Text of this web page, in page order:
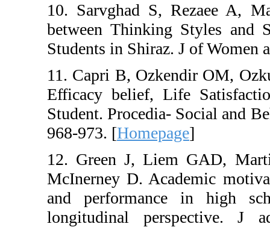
10. Sarvghad S,
between Thinking
Students in Shiraz.
11. Capri B,
Efficacy belief,
Student. Procedia-
968-973. [
12. Green J,
McInerney D.
and
longitudinal